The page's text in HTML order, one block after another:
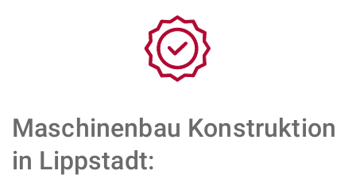
Maschinenbau Konstruktion
in Lippstadt: